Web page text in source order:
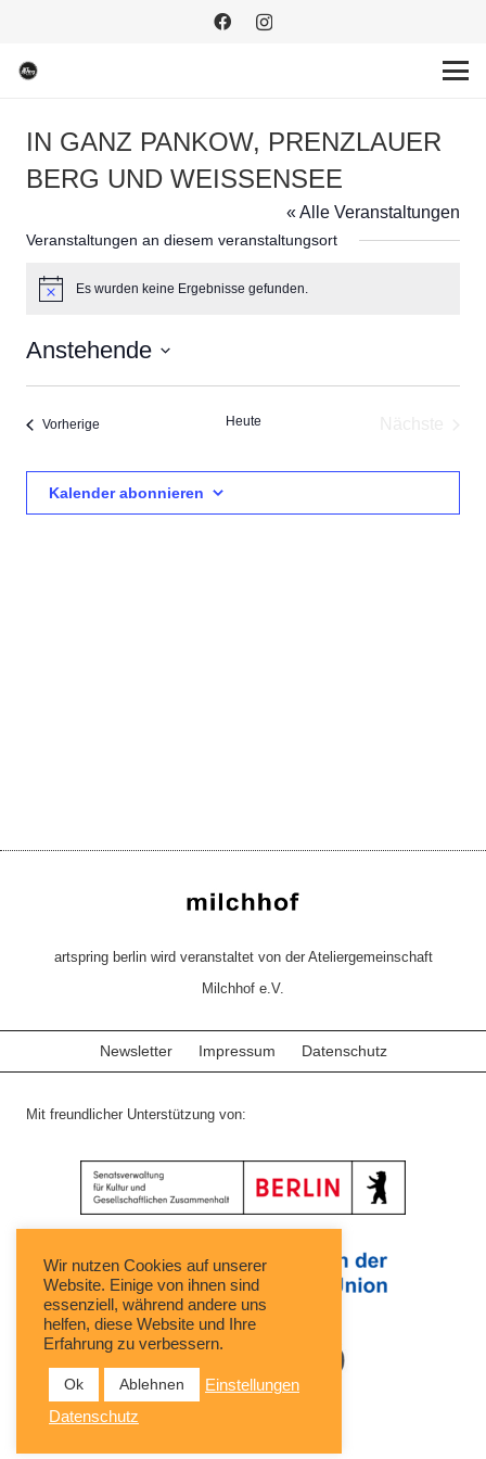
IN GANZ PANKOW, PRENZLAUER
BERG UND WEISSENSEE
« Alle Veranstaltungen
Veranstaltungen an diesem veranstaltungsort
HinweisEs wurden keine Ergebnisse gefunden.
Anstehende
Datum
Vorherige Heute
Kalender abonnieren
artspring berlin wird veranstaltet von der Ateliergemeinschaft
Milchhof e.V.
Newsletter Impressum Datenschutz
Mit freundlicher Unterstützung von:
Wir nutzen Cookies auf unserer
Website. Einige von ihnen sind
essenziell, während andere uns
helfen, diese Website und Ihre
Erfahrung zu verbessern.
Ok Ablehnen
Einstellungen
Datenschutz